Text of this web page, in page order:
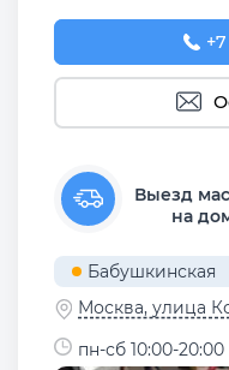
+7
Выезд
на
Бабушкинская
Москва, улица
пн-сб 10:00-20:00